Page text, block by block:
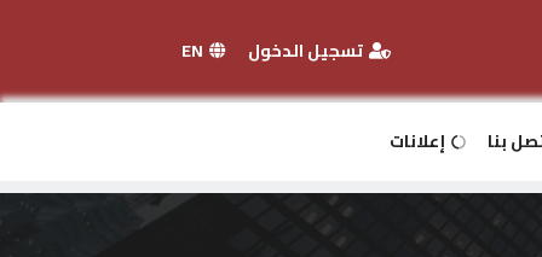
تسجيل الدخول
بنا إعلانات